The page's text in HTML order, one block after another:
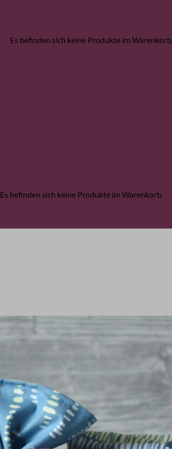
Es befinden sich keine Produkte im Warenkorb.
Es befinden sich keine Produkte im Warenkorb.